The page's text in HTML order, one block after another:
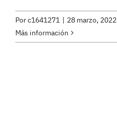
Porc1641271 | 28 marzo, 2022
Más información